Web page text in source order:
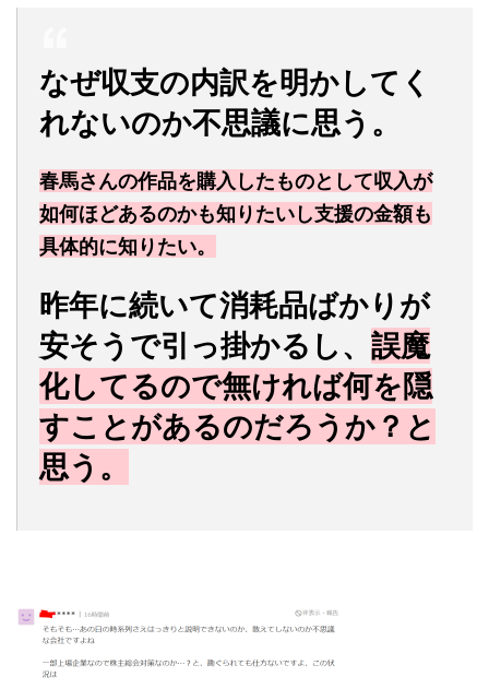
なぜ収支の内訳を明かしてく
れないのか不思議に思う。
春馬さんの作品を購入したものとして収入が
如何ほどあるのかも知りたいし支援の金額も
具体的に知りたい。
昨年に続いて消耗品ばかりが
安そうで引っ掛かるし、 誤魔
化してるので無ければ何を隠
すことがあるのだろうか？と
思う。